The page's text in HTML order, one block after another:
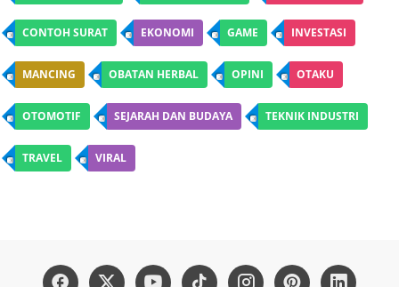
CONTOH SURAT EKONOMI GAME INVESTASI
MANCING OBATAN HERBAL OPINI OTAKU
OTOMOTIF SEJARAH DAN BUDAYA TEKNIK INDUSTRI
TRAVEL VIRAL